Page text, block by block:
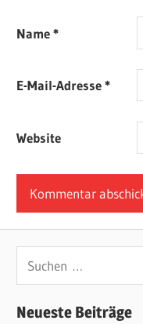
Name*
E-Mail-Adresse*
Website
Suchen
nach:
Neueste Beiträge